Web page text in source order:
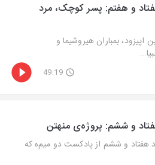
و هفتم: پسر کوچک، مرد
اپیزود، بمباران هیروشیما و
49:19
و ششم: پروژه‌ی منهتن
هفتاد و ششم از پادکست دو میم‌ه که